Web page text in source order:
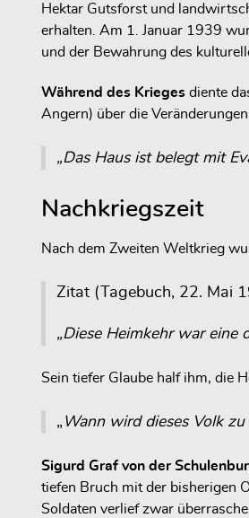
Hektar Gutsforst und
erhalten. Am 1. Januar 1939
und der Bewahrung des
Während des Krieges diente
Angern) über die
„Das Haus ist belegt mit
Nachkriegszeit
Nach dem Zweiten Weltkrieg
Zitat (Tagebuch, 22. Mai
„Diese Heimkehr war eine
Sein tiefer Glaube half ihm, die
„ Wann wird dieses Volk
Sigurd Graf von der
tiefen Bruch mit der bisherigen
Soldaten verlief zwar